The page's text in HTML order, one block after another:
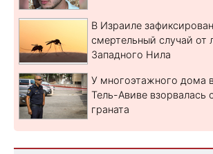
В Израиле
смертельный случай от
Западного Нила
У многоэтажного дома
Тель-Авиве взорвалась
граната